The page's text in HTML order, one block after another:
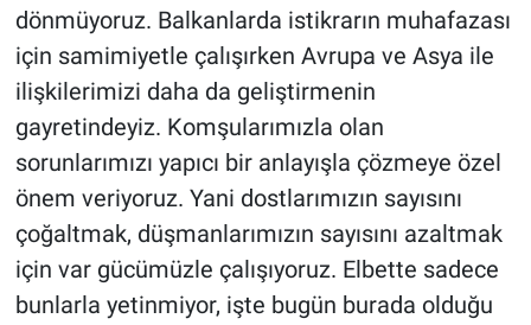
dönmüyoruz. Balkanlarda istikrarın muhafazası
için samimiyetle çalışırken Avrupa ve Asya ile
ilişkilerimizi daha da geliştirmenin
gayretindeyiz. Komşularımızla olan
sorunlarımızı yapıcı bir anlayışla çözmeye özel
önem veriyoruz. Yani dostlarımızın sayısını
çoğaltmak, düşmanlarımızın sayısını azaltmak
için var gücümüzle çalışıyoruz. Elbette sadece
bunlarla yetinmiyor, işte bugün burada olduğu